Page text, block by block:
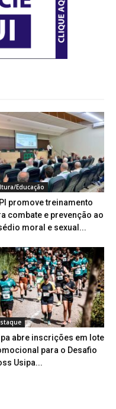
Educação
promove treinamento
combate e prevenção ao
moral e sexual...
abre inscrições em lote
para o Desafio
Usipa...